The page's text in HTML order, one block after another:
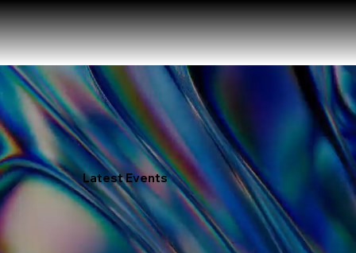
Latest Events